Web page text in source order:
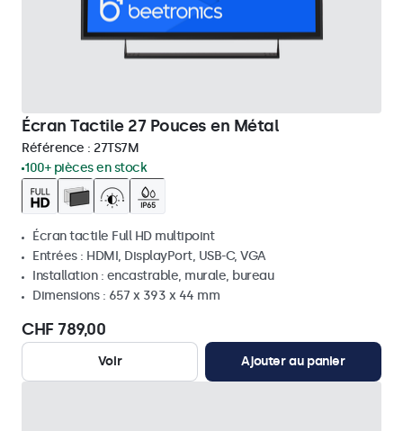
Écran Tactile 27 Pouces en Métal
Référence : 27TS7M
100+ pièces en stock
Écran tactile Full HD multipoint
Entrées : HDMI, DisplayPort, USB-C, VGA
Installation : encastrable, murale, bureau
Dimensions : 657 x 393 x 44 mm
CHF 789,00
Voir Ajouter au panier